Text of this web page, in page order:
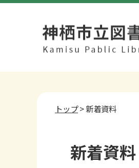
トップ> 新着資料
新着資料